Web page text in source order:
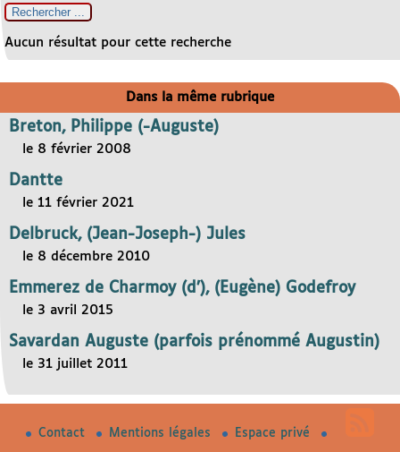
Aucun résultat pour cette recherche
Dans la même rubrique
Breton, Philippe (-Auguste)
le 8 février 2008
Dantte
le 11 février 2021
Delbruck, (Jean-Joseph-) Jules
le 8 décembre 2010
Emmerez de Charmoy (d’), (Eugène) Godefroy
le 3 avril 2015
Savardan Auguste (parfois prénommé Augustin)
le 31 juillet 2011
Contact Mentions légales Espace privé